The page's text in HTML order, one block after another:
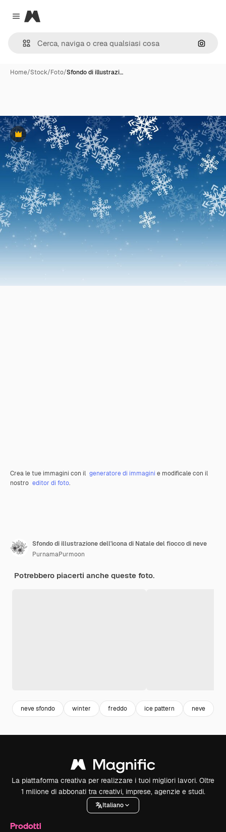
Close menu
Magnific
Cerca
Home/Stock/Foto/Sfondo di illustrazi…
Premium
Crea le tue immagini con il generatore di immagini e modificale con il
nostro editor di foto.
Sfondo di illustrazione dell'icona di Natale del fiocco di neve
PurnamaPurmoon
Potrebbero piacerti anche queste foto.
neve sfondo winter freddo ice pattern neve
La piattaforma creativa per realizzare i tuoi migliori lavori. Oltre
1 milione di abbonati tra creativi, imprese, agenzie e studi.
Italiano
Prodotti